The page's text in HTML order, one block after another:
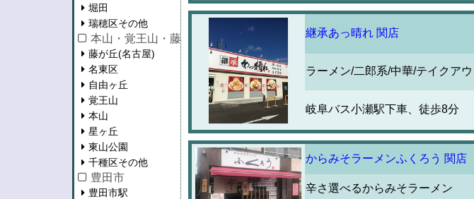
継承あっ晴れ 関店
ラーメン/二郎系/中華/テイクアウ
岐阜バス小瀬駅下車、徒歩8分
からみそラーメンふくろう 関店
辛さ選べるからみそラーメン
堀田
瑞穂区その他
本山・覚王山・藤が丘
藤が丘(名古屋)
名東区
自由ヶ丘
覚王山
本山
星ヶ丘
東山公園
千種区その他
豊田市
豊田市駅